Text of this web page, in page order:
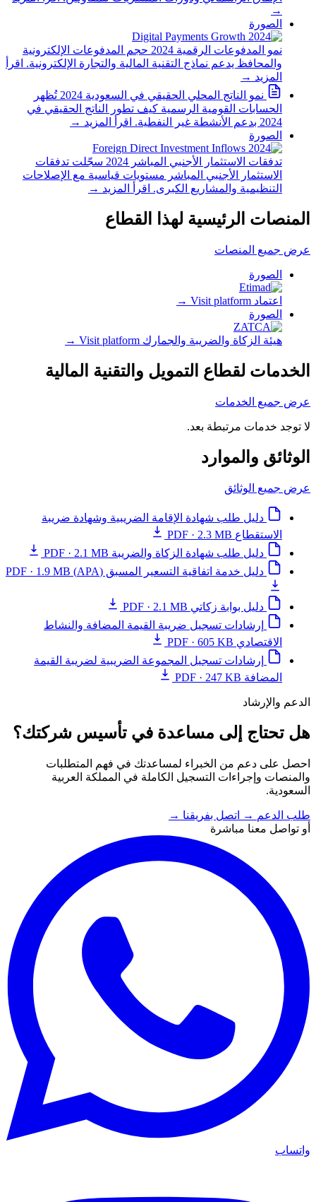
→
الصورة
نمو المدفوعات الرقمية 2024
حجم المدفوعات الإلكترونية
والمحافظ يدعم نماذج التقنية المالية والتجارة الإلكترونية. اقرأ
المزيد →
نمو الناتج المحلي الحقيقي في السعودية 2024
تُظهر
الحسابات القومية الرسمية كيف تطور الناتج الحقيقي في
2024 بدعم الأنشطة غير النفطية.
اقرأ المزيد →
الصورة
تدفقات الاستثمار الأجنبي المباشر 2024
سجّلت تدفقات
الاستثمار الأجنبي المباشر مستويات قياسية مع الإصلاحات
التنظيمية والمشاريع الكبرى. اقرأ المزيد →
المنصات الرئيسية لهذا القطاع
عرض جميع المنصات
الصورة
اعتماد Visit platform
→
الصورة
هيئة الزكاة والضريبة والجمارك Visit platform
→
الخدمات لقطاع التمويل والتقنية المالية
عرض جميع الخدمات
لا توجد خدمات مرتبطة بعد.
الوثائق والموارد
عرض جميع الوثائق
دليل طلب شهادة الإقامة الضريبية وشهادة ضريبة
الاستقطاع PDF · 2.3 MB
دليل طلب شهادة الزكاة والضريبة PDF · 2.1 MB
دليل خدمة اتفاقية التسعير المسبق (APA)
PDF · 1.9 MB
دليل بوابة زكاتي PDF · 2.1 MB
إرشادات تسجيل ضريبة القيمة المضافة والنشاط
الاقتصادي PDF · 605 KB
إرشادات تسجيل المجموعة الضريبية لضريبة القيمة
المضافة PDF · 247 KB
الدعم والإرشاد
هل تحتاج إلى مساعدة في تأسيس شركتك؟
احصل على دعم من الخبراء لمساعدتك في فهم المتطلبات
والمنصات وإجراءات التسجيل الكاملة في المملكة العربية
السعودية.
طلب الدعم → اتصل بفريقنا →
أو تواصل معنا مباشرة
واتساب